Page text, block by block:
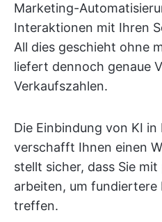
Marketing-
Interaktionen mit Ihren
All dies geschieht ohne
liefert dennoch genaue
Verkaufszahlen.
Die Einbindung von KI
verschafft Ihnen einen
stellt sicher, dass Sie
arbeiten, um fundiertere
treffen.